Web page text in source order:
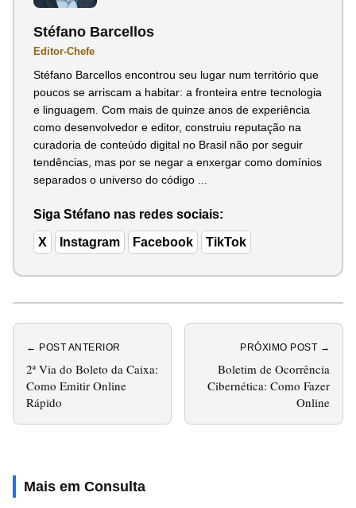
Stéfano Barcellos
Editor-Chefe
Stéfano Barcellos encontrou seu lugar num território que
poucos se arriscam a habitar: a fronteira entre tecnologia
e linguagem. Com mais de quinze anos de experiência
como desenvolvedor e editor, construiu reputação na
curadoria de conteúdo digital no Brasil não por seguir
tendências, mas por se negar a enxergar como domínios
separados o universo do código ...
Siga Stéfano nas redes sociais:
X Instagram Facebook TikTok
← POST ANTERIOR
2ª Via do Boleto da Caixa:
Como Emitir Online
Rápido
PRÓXIMO POST →
Boletim de Ocorrência
Cibernética: Como Fazer
Online
Mais em Consulta